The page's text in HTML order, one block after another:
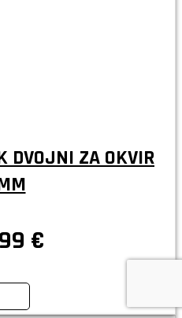
DVOJNI ZA OKVIR
€